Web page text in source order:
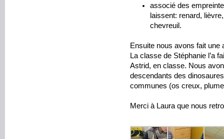
associé des
laissent: renard,
chevreuil.
Ensuite nous avons fait
La classe de Stéphanie l’a
Astrid, en classe. Nous
descendants des
communes (os creux,
Merci à Laura que nous